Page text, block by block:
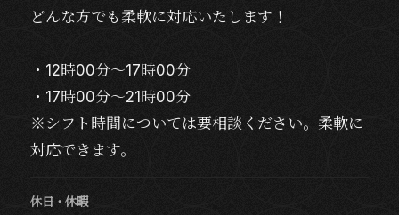
どんな方でも柔軟に対応いたします！
・12時00分～17時00分
・17時00分～21時00分
※シフト時間については要相談ください。柔軟に
対応できます。
休日・休暇